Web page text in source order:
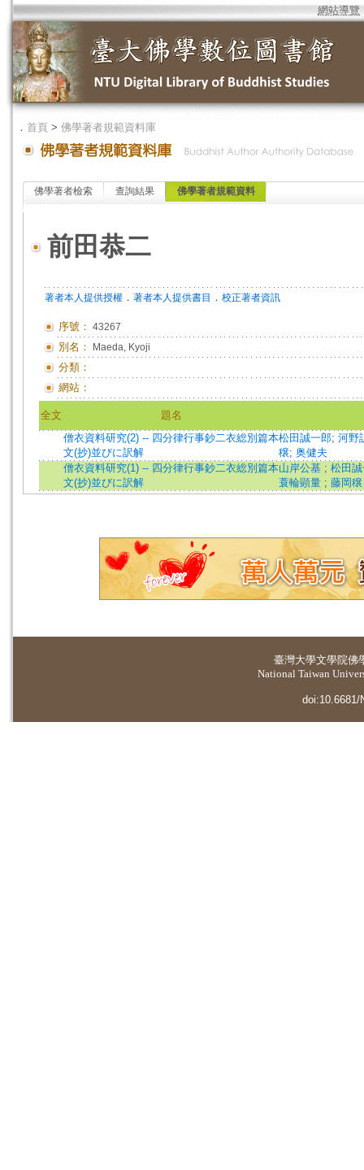
網站導覽
． 首頁 > 佛學著者規範資料庫
佛學著者檢索 查詢結果 佛學著者規範資料
前田恭二
著者本人提供授權 ． 著者本人提供書目 ． 校正著者資訊
序號： 43267
別名： Maeda, Kyoji
分類：
網站：
全文
題名
僧衣資料研究(2) -- 四分律行事鈔二衣総別篇本
文(抄)並びに訳解
松田誠一郎; 河野
穣; 奥健夫
僧衣資料研究(1) -- 四分律行事鈔二衣総別篇本
文(抄)並びに訳解
山岸公基 ; 松田
蓑輪顕量 ; 藤岡穣
臺灣大學文學院佛
National Taiwan
doi:10.6681/